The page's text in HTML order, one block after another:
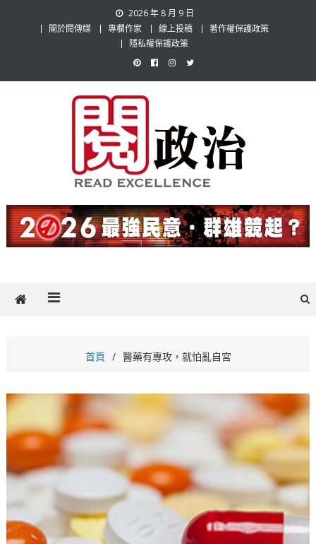
2026 年 8 月 9 日
關於閱傳媒
專欄作家 線上投稿
著作權保護政策
隱私權保護政策
閱政治 Read Gov News
題，也要專業評論，閱政治與多元的政治評論家與專欄作家邀稿合作，
讓讀者有最多元和專業的選擇。
首頁 醫藥有專攻，就怕亂自宮